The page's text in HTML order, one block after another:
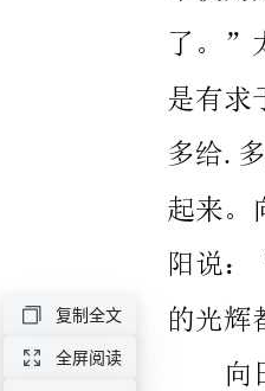
复制全文
全屏阅读